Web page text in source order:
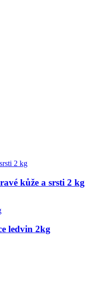
kůže a srsti 2 kg
ledvin 2kg